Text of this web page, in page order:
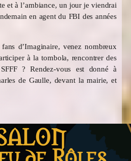
et à l’ambiance, un jour je viendrai
en agent du FBI des années
d’Imaginaire, venez nombreux
à la tombola, rencontrer des
? Rendez-vous est donné à
de Gaulle, devant la mairie, et